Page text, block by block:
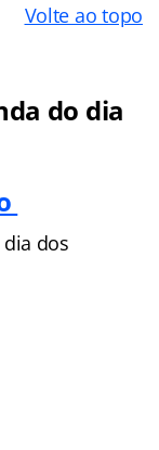
Volte ao topo
do dia
dos